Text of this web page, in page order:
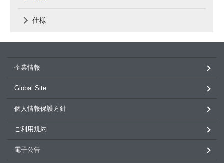
仕様
企業情報
Global Site
個人情報保護方針
ご利用規約
電子公告